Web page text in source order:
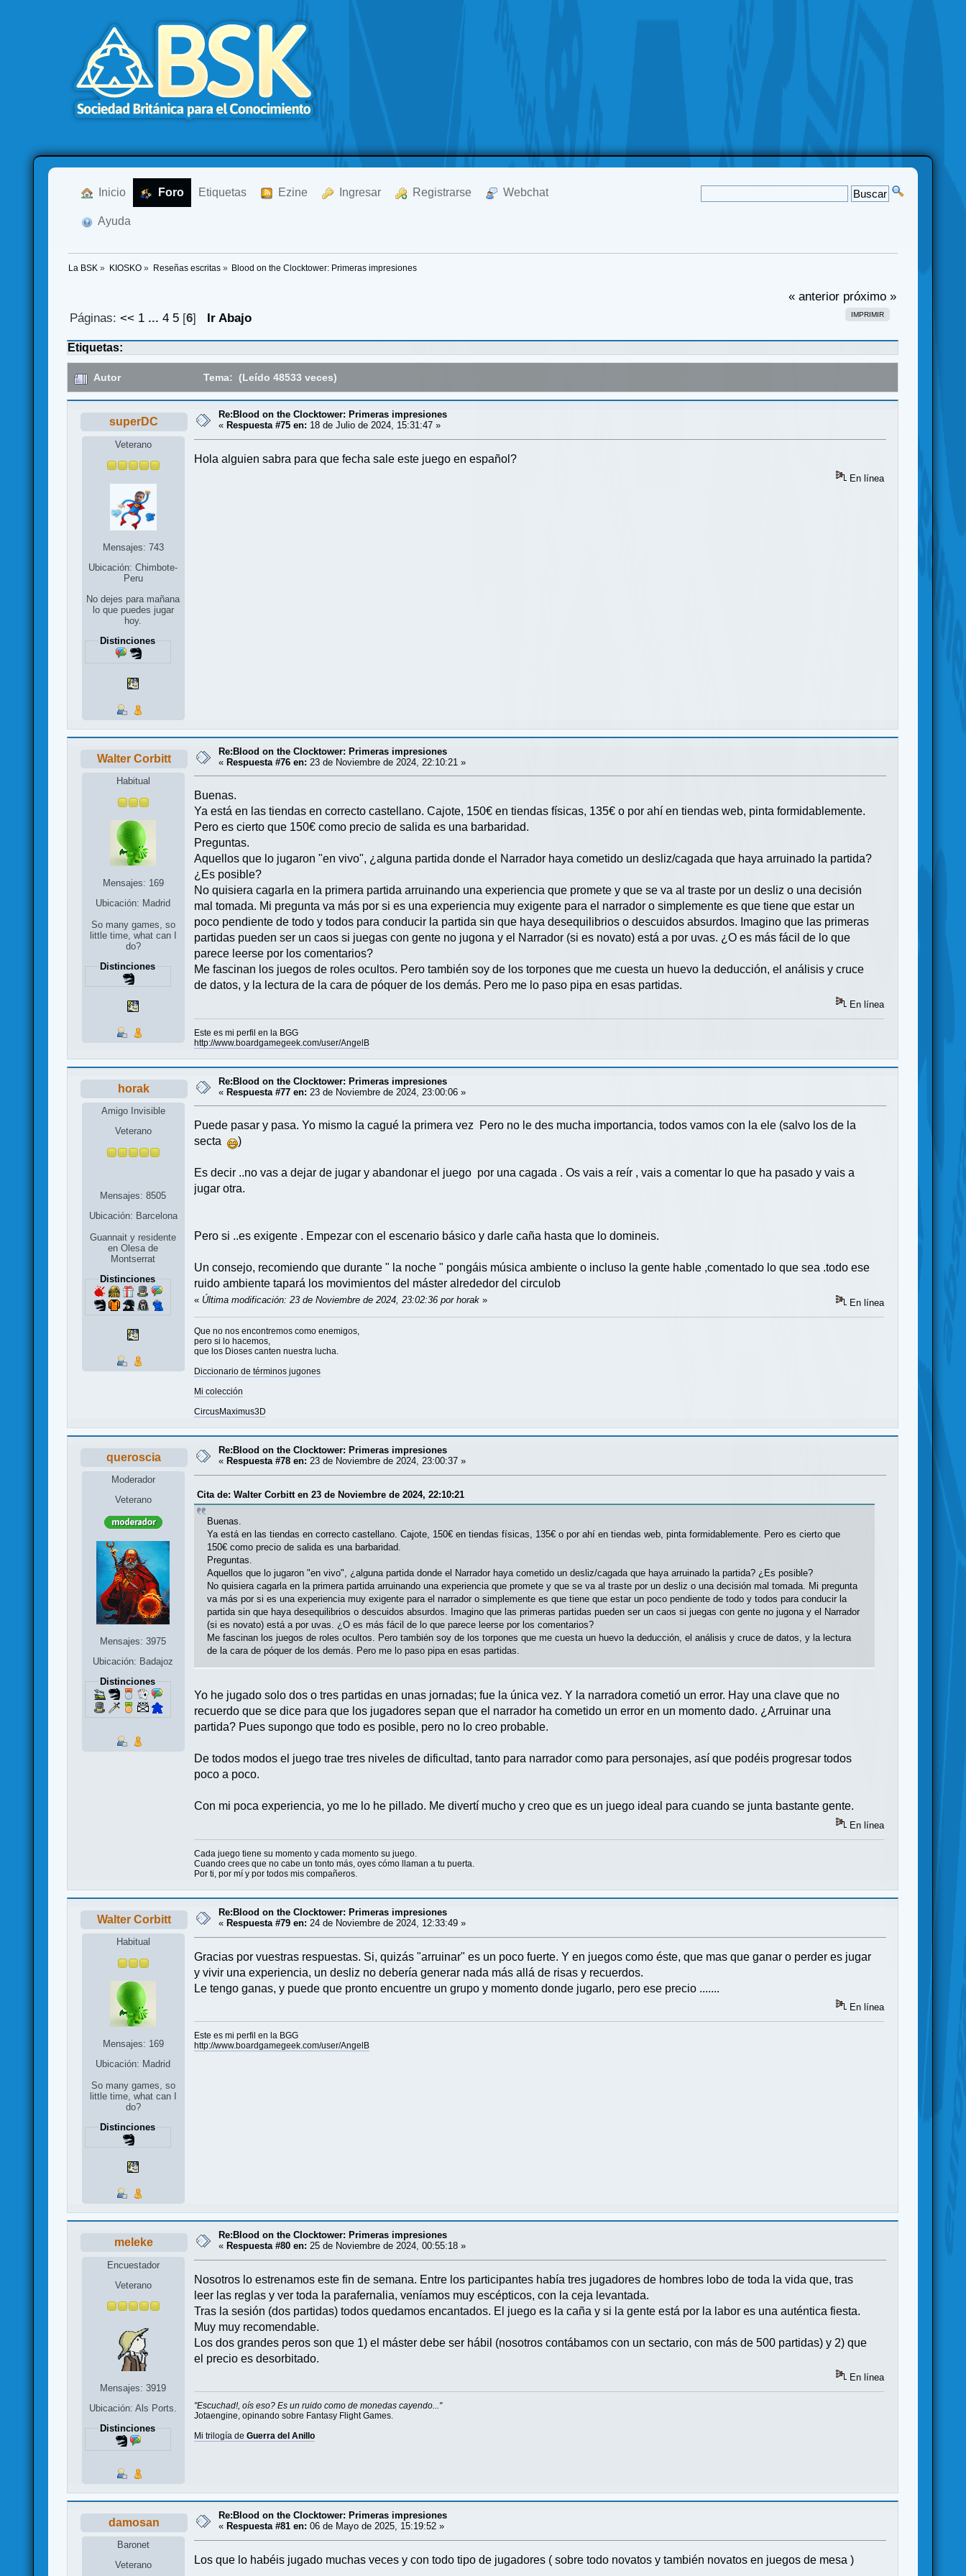
Inicio Foro Etiquetas Ezine Ingresar Registrarse Webchat
Ayuda
La BSK » KIOSKO» Reseñas escritas» Blood on the Clocktower: Primeras impresiones
« anterior próximo »
IMPRIMIR
Páginas: << 1 ... 4 5[6] Ir Abajo
Etiquetas:
Autor Tema: (Leído 48533 veces)
superDC
Veterano
Mensajes: 743
Ubicación: Chimbote-
Peru
No dejes para mañana
lo que puedes jugar
hoy.
Distinciones
Re:Blood on the Clocktower: Primeras impresiones
« Respuesta #75 en: 18 de Julio de 2024, 15:31:47 »
Hola alguien sabra para que fecha sale este juego en español?
En línea
Walter Corbitt
Habitual
Mensajes: 169
Ubicación: Madrid
So many games, so
little time, what can I
do?
Distinciones
Re:Blood on the Clocktower: Primeras impresiones
«Respuesta #76 en: 23 de Noviembre de 2024, 22:10:21 »
Buenas.
Ya está en las tiendas en correcto castellano. Cajote, 150€ en tiendas físicas, 135€ o por ahí en tiendas web, pinta formidablemente.
Pero es cierto que 150€ como precio de salida es una barbaridad.
Preguntas.
Aquellos que lo jugaron "en vivo", ¿alguna partida donde el Narrador haya cometido un desliz/cagada que haya arruinado la partida?
¿Es posible?
No quisiera cagarla en la primera partida arruinando una experiencia que promete y que se va al traste por un desliz o una decisión
mal tomada. Mi pregunta va más por si es una experiencia muy exigente para el narrador o simplemente es que tiene que estar un
poco pendiente de todo y todos para conducir la partida sin que haya desequilibrios o descuidos absurdos. Imagino que las primeras
partidas pueden ser un caos si juegas con gente no jugona y el Narrador (si es novato) está a por uvas. ¿O es más fácil de lo que
parece leerse por los comentarios?
Me fascinan los juegos de roles ocultos. Pero también soy de los torpones que me cuesta un huevo la deducción, el análisis y cruce
de datos, y la lectura de la cara de póquer de los demás. Pero me lo paso pipa en esas partidas.
En línea
Este es mi perfil en la BGG
http://www.boardgamegeek.com/user/AngelB
horak
Amigo Invisible
Veterano
Mensajes: 8505
Ubicación: Barcelona
Guannait y residente
en Olesa de
Montserrat
Distinciones
Re:Blood on the Clocktower: Primeras impresiones
« Respuesta #77 en: 23 de Noviembre de 2024, 23:00:06 »
Puede pasar y pasa. Yo mismo la cagué la primera vez Pero no le des mucha importancia, todos vamos con la ele (salvo los de la
secta
)
Es decir ..no vas a dejar de jugar y abandonar el juego por una cagada . Os vais a reír , vais a comentar lo que ha pasado y vais a
jugar otra.
Pero si ..es exigente . Empezar con el escenario básico y darle caña hasta que lo domineis.
Un consejo, recomiendo que durante " la noche " pongáis música ambiente o incluso la gente hable ,comentado lo que sea .todo ese
ruido ambiente tapará los movimientos del máster alrededor del circulob
« Última modificación: 23 de Noviembre de 2024, 23:02:36 por horak » En línea
Que no nos encontremos como enemigos,
pero si lo hacemos,
que los Dioses canten nuestra lucha.
Diccionario de términos jugones
Mi colección
CircusMaximus3D
queroscia
Moderador
Veterano
Mensajes: 3975
Ubicación: Badajoz
Distinciones
Re:Blood on the Clocktower: Primeras impresiones
« Respuesta #78 en: 23 de Noviembre de 2024, 23:00:37 »
Cita de: Walter Corbitt en 23 de Noviembre de 2024, 22:10:21
Buenas.
Ya está en las tiendas en correcto castellano. Cajote, 150€ en tiendas físicas, 135€ o por ahí en tiendas web, pinta formidablemente. Pero es cierto que
150€ como precio de salida es una barbaridad.
Preguntas.
Aquellos que lo jugaron "en vivo", ¿alguna partida donde el Narrador haya cometido un desliz/cagada que haya arruinado la partida? ¿Es posible?
No quisiera cagarla en la primera partida arruinando una experiencia que promete y que se va al traste por un desliz o una decisión mal tomada. Mi pregunta
va más por si es una experiencia muy exigente para el narrador o simplemente es que tiene que estar un poco pendiente de todo y todos para conducir la
partida sin que haya desequilibrios o descuidos absurdos. Imagino que las primeras partidas pueden ser un caos si juegas con gente no jugona y el Narrador
(si es novato) está a por uvas. ¿O es más fácil de lo que parece leerse por los comentarios?
Me fascinan los juegos de roles ocultos. Pero también soy de los torpones que me cuesta un huevo la deducción, el análisis y cruce de datos, y la lectura
de la cara de póquer de los demás. Pero me lo paso pipa en esas partidas.
Yo he jugado solo dos o tres partidas en unas jornadas; fue la única vez. Y la narradora cometió un error. Hay una clave que no
recuerdo que se dice para que los jugadores sepan que el narrador ha cometido un error en un momento dado. ¿Arruinar una
partida? Pues supongo que todo es posible, pero no lo creo probable.
De todos modos el juego trae tres niveles de dificultad, tanto para narrador como para personajes, así que podéis progresar todos
poco a poco.
Con mi poca experiencia, yo me lo he pillado. Me divertí mucho y creo que es un juego ideal para cuando se junta bastante gente.
En línea
Cada juego tiene su momento y cada momento su juego.
Cuando crees que no cabe un tonto más, oyes cómo llaman a tu puerta.
Por ti, por mí y por todos mis compañeros.
Walter Corbitt
Habitual
Mensajes: 169
Ubicación: Madrid
So many games, so
little time, what can I
do?
Distinciones
Re:Blood on the Clocktower: Primeras impresiones
« Respuesta #79 en: 24 de Noviembre de 2024, 12:33:49 »
Gracias por vuestras respuestas. Si, quizás "arruinar" es un poco fuerte. Y en juegos como éste, que mas que ganar o perder es jugar
y vivir una experiencia, un desliz no debería generar nada más allá de risas y recuerdos.
Le tengo ganas, y puede que pronto encuentre un grupo y momento donde jugarlo, pero ese precio .......
En línea
Este es mi perfil en la BGG
http://www.boardgamegeek.com/user/AngelB
meleke
Encuestador
Veterano
Mensajes: 3919
Ubicación: Als Ports.
Distinciones
Re:Blood on the Clocktower: Primeras impresiones
« Respuesta #80 en: 25 de Noviembre de 2024, 00:55:18 »
Nosotros lo estrenamos este fin de semana. Entre los participantes había tres jugadores de hombres lobo de toda la vida que, tras
leer las reglas y ver toda la parafernalia, veníamos muy escépticos, con la ceja levantada.
Tras la sesión (dos partidas) todos quedamos encantados. El juego es la caña y si la gente está por la labor es una auténtica fiesta.
Muy muy recomendable.
Los dos grandes peros son que 1) el máster debe ser hábil (nosotros contábamos con un sectario, con más de 500 partidas) y 2) que
el precio es desorbitado.
En línea
"Escuchad!, oís eso? Es un ruido como de monedas cayendo..."
Jotaengine, opinando sobre Fantasy Flight Games.
Mi trilogía deGuerra del Anillo
damosan
Baronet
Veterano
Re:Blood on the Clocktower: Primeras impresiones
« Respuesta #81 en: 06 de Mayo de 2025, 15:19:52 »
Los que lo habéis jugado muchas veces y con todo tipo de jugadores ( sobre todo novatos y también novatos en juegos de mesa )